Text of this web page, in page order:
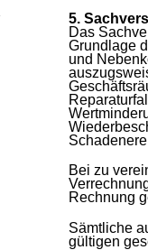
5.
Das
Grundlage
und
Bei zu
Rechnung
Sämtliche
gültigen